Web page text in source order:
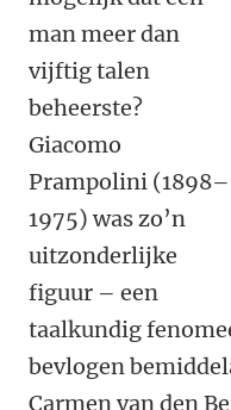
man meer dan
vijftig talen
beheerste?
Giacomo
Prampolini (1898–
1975) was zo’n
uitzonderlijke
figuur – een
taalkundig
bevlogen
Carmen van den